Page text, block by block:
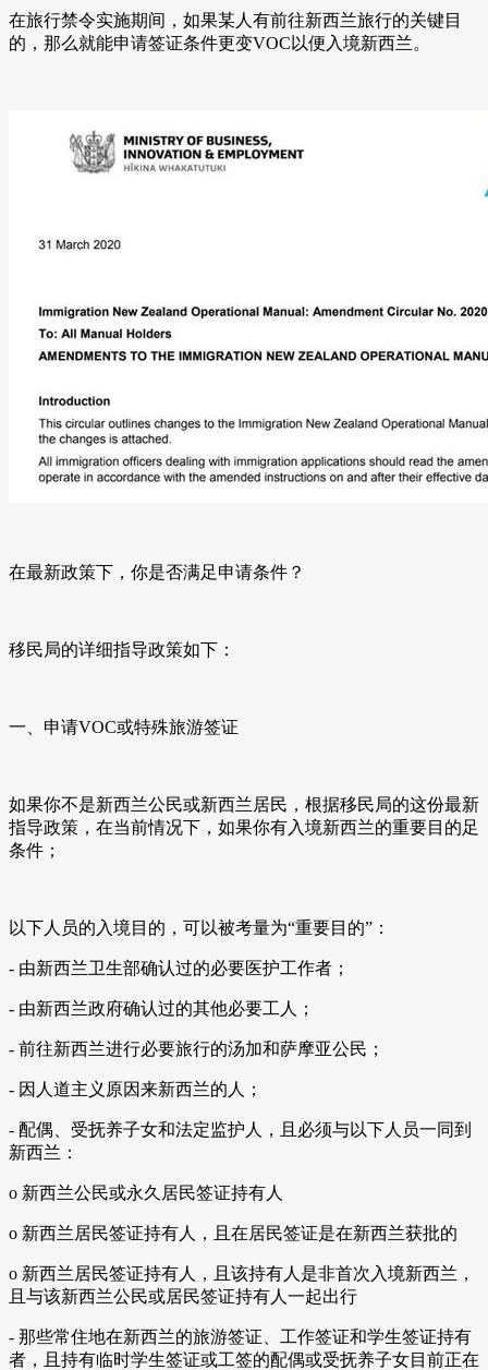
在旅行禁令实施期间，如果某人有前往新西兰旅行的关键目
的，那么就能申请签证条件更变VOC以便入境新西兰。
在最新政策下，你是否满足申请条件？
移民局的详细指导政策如下：
一、申请VOC或特殊旅游签证
如果你不是新西兰公民或新西兰居民，根据移民局的这份最新
指导政策，在当前情况下，如果你有入境新西兰的重要目的足
条件；
以下人员的入境目的，可以被考量为“重要目的”：
- 由新西兰卫生部确认过的必要医护工作者；
- 由新西兰政府确认过的其他必要工人；
- 前往新西兰进行必要旅行的汤加和萨摩亚公民；
- 因人道主义原因来新西兰的人；
- 配偶、受抚养子女和法定监护人，且必须与以下人员一同到
新西兰：
o 新西兰公民或永久居民签证持有人
o 新西兰居民签证持有人，且在居民签证是在新西兰获批的
o 新西兰居民签证持有人，且该持有人是非首次入境新西兰，
且与该新西兰公民或居民签证持有人一起出行
- 那些常住地在新西兰的旅游签证、工作签证和学生签证持有
者，且持有临时学生签证或工签的配偶或受抚养子女目前正在